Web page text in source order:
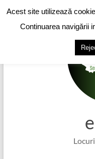
to
content
Acest site utilizează
Continuarea navigării